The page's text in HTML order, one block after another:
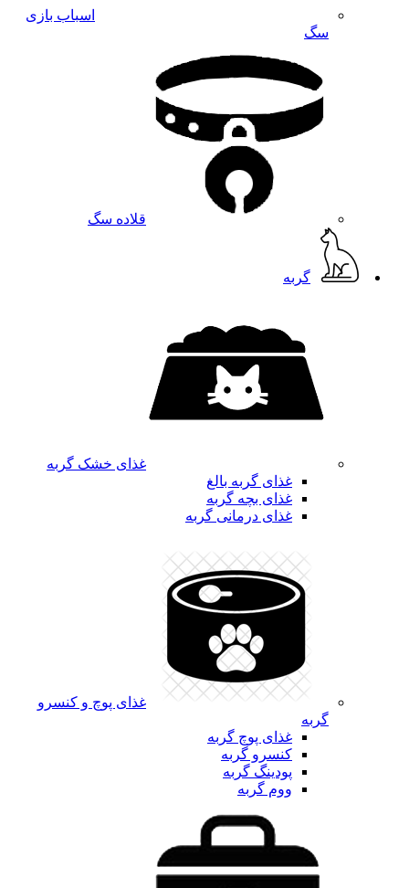
اسباب بازی
سگ
قلاده سگ
گربه
غذای خشک گربه
غذای گربه بالغ
غذای بچه گربه
غذای درمانی گربه
غذای پوچ و کنسرو
گربه
غذای پوچ گربه
کنسرو گربه
پودینگ گربه
ووم گربه